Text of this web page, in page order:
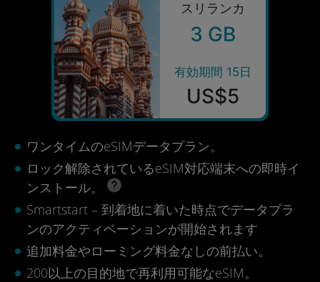
スリランカ
3 GB
有効期間 15日
US$5
ワンタイムのeSIMデータプラン。
ロック解除されているeSIM対応端末への即時イ
ンストール。
Smartstart – 到着地に着いた時点でデータプラ
ンのアクティベーションが開始されます
追加料金やローミング料金なしの前払い。
200以上の目的地で再利用可能なeSIM。